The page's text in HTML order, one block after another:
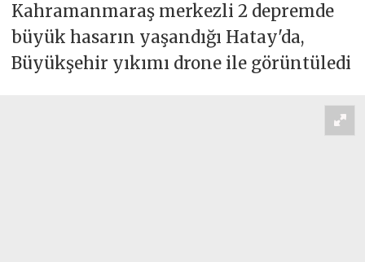
Kahramanmaraş merkezli 2 depremde
büyük hasarın yaşandığı Hatay'da,
Büyükşehir yıkımı drone ile görüntüledi